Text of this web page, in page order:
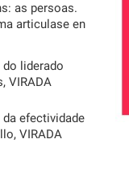
as persoas.
articulase en
liderado
VIRADA
efectividade
VIRADA